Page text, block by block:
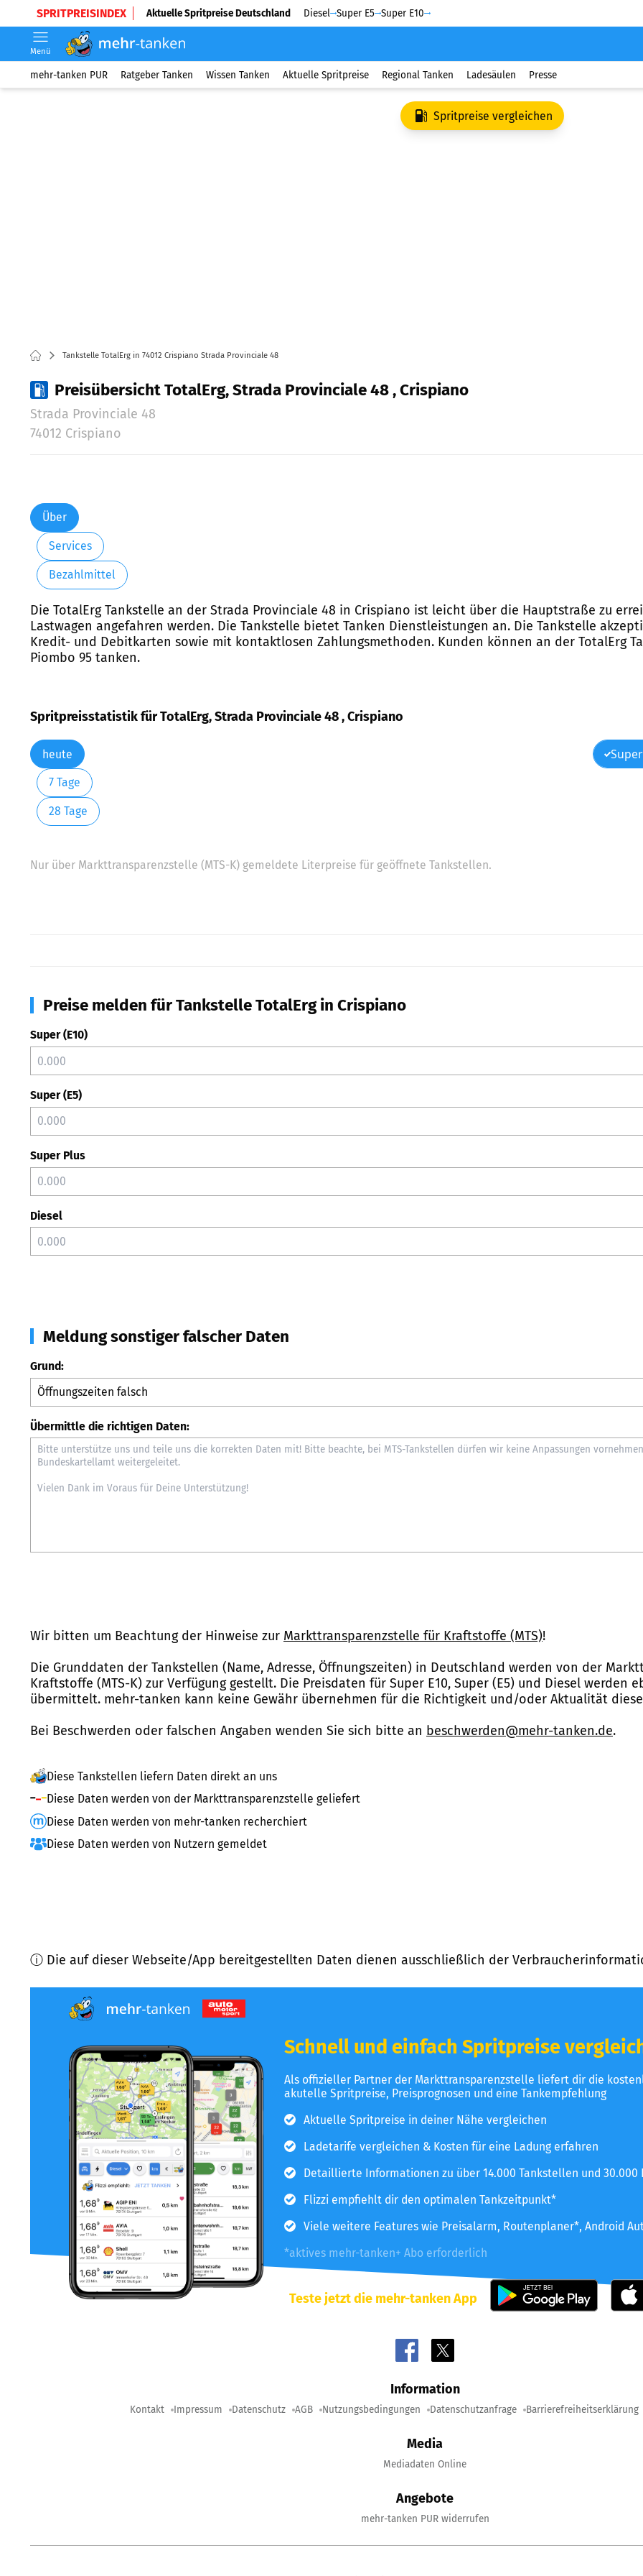
SPRITPREISINDEX Aktuelle Spritpreise Deutschland Diesel Super E5 Super E10
Menü
mehr-tanken PUR Ratgeber Tanken Wissen Tanken Aktuelle Spritpreise Regional Tanken Ladesäulen Presse
Spritpreise vergleichen
Tankstelle TotalErg in 74012 Crispiano Strada Provinciale 48
Preisübersicht TotalErg, Strada Provinciale 48 , Crispiano
Strada Provinciale 48
74012 Crispiano
Über
Services
Bezahlmittel
Die TotalErg Tankstelle an der Strada Provinciale 48 in Crispiano ist leicht über die Hauptstraße zu
Lastwagen angefahren werden. Die Tankstelle bietet Tanken Dienstleistungen an. Die Tankstelle
Kredit- und Debitkarten sowie mit kontaktlosen Zahlungsmethoden. Kunden können an der TotalErg
Piombo 95 tanken.
Spritpreisstatistik für TotalErg, Strada Provinciale 48 , Crispiano
heute
7 Tage
28 Tage
Nur über Markttransparenzstelle (MTS-K) gemeldete Literpreise für geöffnete Tankstellen.
Preise melden für Tankstelle TotalErg in Crispiano
Super (E10)
Super (E5)
Super Plus
Diesel
Meldung sonstiger falscher Daten
Grund:
Übermittle die richtigen Daten:
Wir bitten um Beachtung der Hinweise zur Markttransparenzstelle für Kraftstoffe (MTS)!
Die Grunddaten der Tankstellen (Name, Adresse, Öffnungszeiten) in Deutschland werden von der
Kraftstoffe (MTS-K) zur Verfügung gestellt. Die Preisdaten für Super E10, Super (E5) und Diesel werden
übermittelt. mehr-tanken kann keine Gewähr übernehmen für die Richtigkeit und/oder Aktualität
Bei Beschwerden oder falschen Angaben wenden Sie sich bitte an beschwerden@mehr-tanken.de.
Diese Tankstellen liefern Daten direkt an uns
Diese Daten werden von der Markttransparenzstelle geliefert
Diese Daten werden von mehr-tanken recherchiert
Diese Daten werden von Nutzern gemeldet
ⓘ Die auf dieser Webseite/App bereitgestellten Daten dienen ausschließlich der
Schnell und einfach Spritpreise
Als offizieller Partner der Markttransparenzstelle liefert dir die
akutelle Spritpreise, Preisprognosen und eine Tankempfehlung
Aktuelle Spritpreise in deiner Nähe vergleichen
Ladetarife vergleichen & Kosten für eine Ladung erfahren
Detaillierte Informationen zu über 14.000 Tankstellen und 30.000
Flizzi empfiehlt dir den optimalen Tankzeitpunkt*
Viele weitere Features wie Preisalarm, Routenplaner*, Android
*aktives mehr-tanken+ Abo erforderlich
Teste jetzt die mehr-tanken App
Information
Kontakt Impressum Datenschutz AGB Nutzungsbedingungen Datenschutzanfrage Barrierefreiheitserklärung
Media
Mediadaten Online
Angebote
mehr-tanken PUR widerrufen